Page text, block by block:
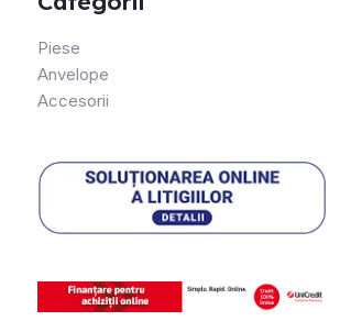
Piese
Anvelope
Accesorii